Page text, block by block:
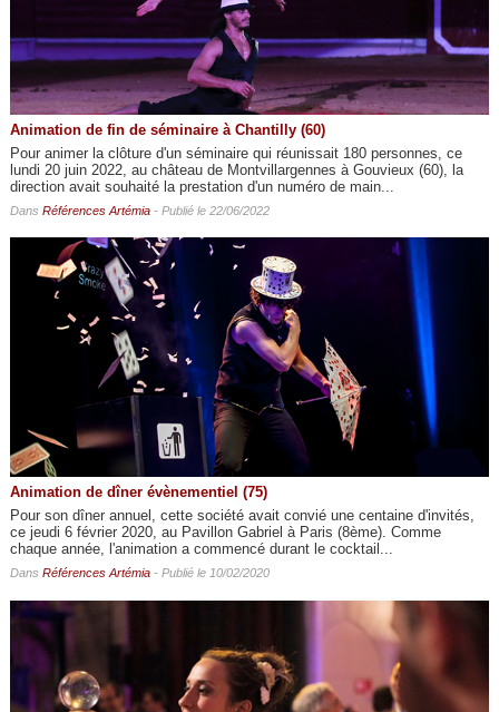
Animation de fin de séminaire à Chantilly (60)
Pour animer la clôture d'un séminaire qui réunissait 180 personnes, ce
lundi 20 juin 2022, au château de Montvillargennes à Gouvieux (60), la
direction avait souhaité la prestation d'un numéro de main...
Dans Références Artémia- Publié le 22/06/2022
Animation de dîner évènementiel (75)
Pour son dîner annuel, cette société avait convié une centaine d'invités,
ce jeudi 6 février 2020, au Pavillon Gabriel à Paris (8ème). Comme
chaque année, l'animation a commencé durant le cocktail...
Dans Références Artémia- Publié le 10/02/2020